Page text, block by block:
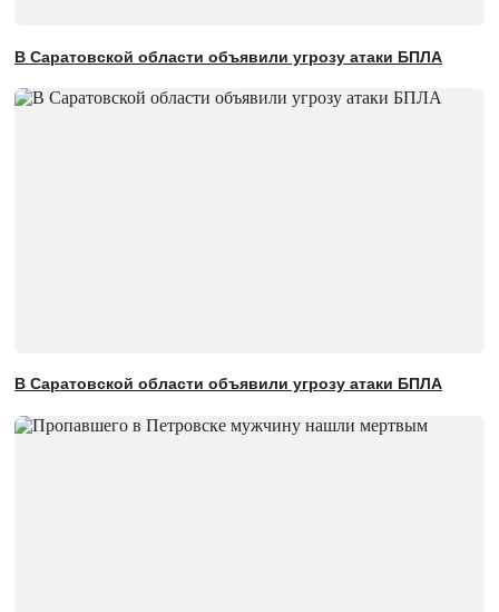
В Саратовской области объявили угрозу атаки БПЛА
В Саратовской области объявили угрозу атаки БПЛА